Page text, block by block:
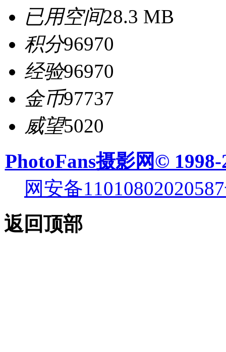
已用空间28.3 MB
积分96970
经验96970
金币97737
威望5020
PhotoFans摄影网© 1998-
网安备
返回顶部